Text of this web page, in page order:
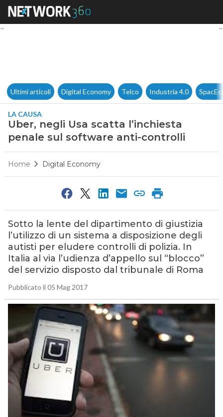
Uber, negli Usa scatta
Ultimi articoli Digital Economy Telco Industria 4.0
LA CAUSA
Uber, negli Usa scatta l’inchiesta
penale sul software anti-controlli
Home Digital Economy
Sotto la lente del dipartimento di giustizia
l’utilizzo di un sistema a disposizione degli
autisti per eludere controlli di polizia. In
Italia al via l’udienza d’appello sul “blocco”
del servizio disposto dal tribunale di Roma
Pubblicato il 05 Mag 2017